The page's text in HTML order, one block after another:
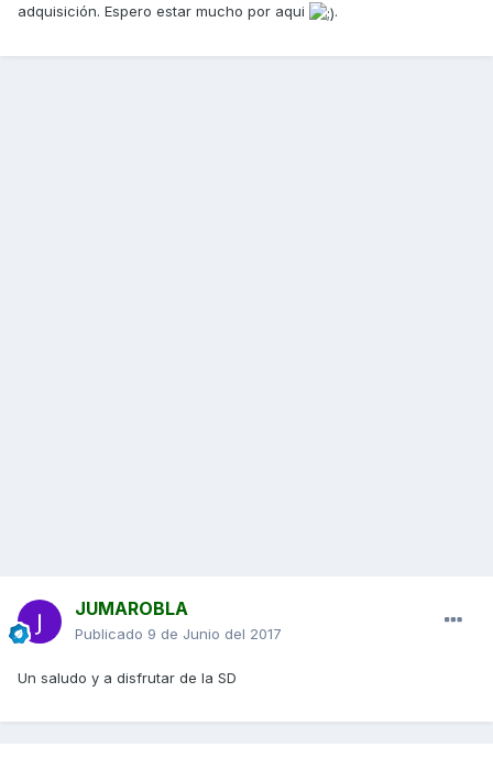
adquisición. Espero estar mucho por aqui
.
JUMAROBLA
Publicado 9 de Junio del 2017
Un saludo y a disfrutar de la SD